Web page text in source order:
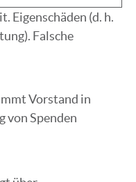
Eigenschäden (d. h.
Falsche
Vorstand in
von Spenden